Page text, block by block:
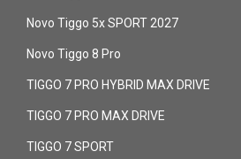
Novo Tiggo 5x SPORT 2027
Novo Tiggo 8 Pro
TIGGO 7 PRO HYBRID MAX DRIVE
TIGGO 7 PRO MAX DRIVE
TIGGO 7 SPORT